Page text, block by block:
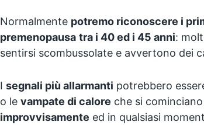
Normalmente potremo riconoscere i
premenopausa tra i 40 ed i 45 anni:
sentirsi scombussolate e avvertono dei
I segnali più allarmanti potrebbero
o le vampate di calore che si
improvvisamente ed in qualsiasi